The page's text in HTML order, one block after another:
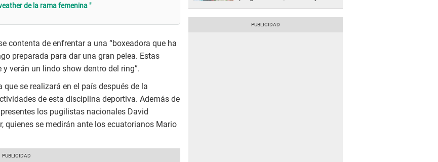
de la rama femenina "
contenta de enfrentar a una “boxeadora que ha
preparada para dar una gran pelea. Estas
verán un lindo show dentro del ring”.
se realizará en el país después de la
de esta disciplina deportiva. Además de
los pugilistas nacionales David
quienes se medirán ante los ecuatorianos Mario